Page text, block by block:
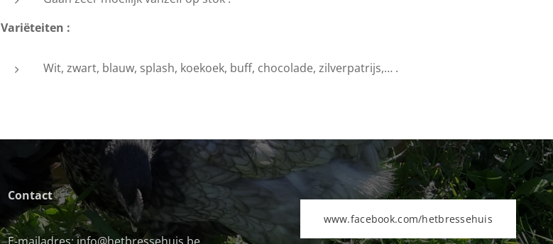
Variëteiten :
Wit, zwart, blauw, splash, koekoek, buff, chocolade, zilverpatrijs,… .
Contact
www.facebook.com/hetbressehuis